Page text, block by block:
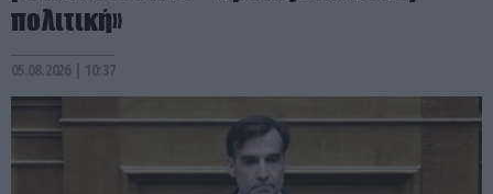
πολιτική»
05.08.2026 | 10:37